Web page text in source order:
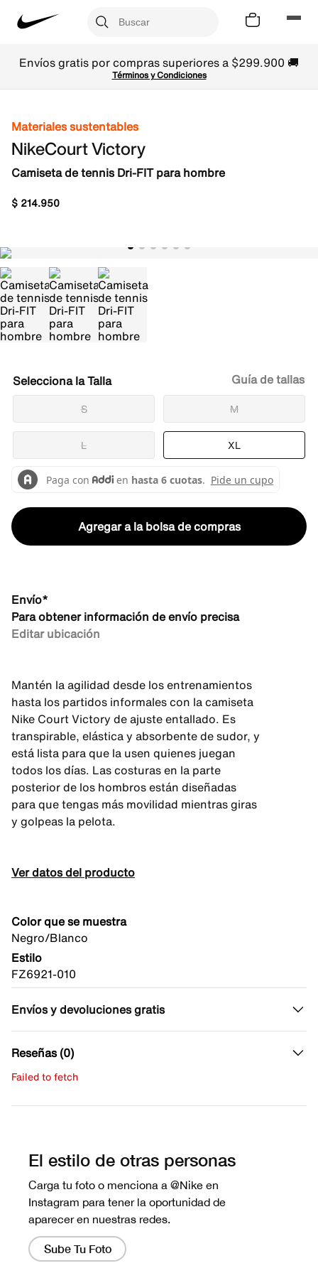
Envíos gratis por compras superiores a $299.900 🚚
Términos y Condiciones
Materiales sustentables
NikeCourt Victory
Camiseta de tennis Dri-FIT para hombre
$ 214.950
Talla
S M
L XL
Guía de tallas
Agregar a la bolsa de compras
Envío*
Para obtener información de envío precisa
Editar ubicación
Mantén la agilidad desde los entrenamientos
hasta los partidos informales con la camiseta
Nike Court Victory de ajuste entallado. Es
transpirable, elástica y absorbente de sudor, y
está lista para que la usen quienes juegan
todos los días. Las costuras en la parte
posterior de los hombros están diseñadas
para que tengas más movilidad mientras giras
y golpeas la pelota.
Ver datos del producto
Color que se muestra
Negro/Blanco
Estilo
FZ6921-010
Envíos y devoluciones gratis
Reseñas (0)
Failed to fetch